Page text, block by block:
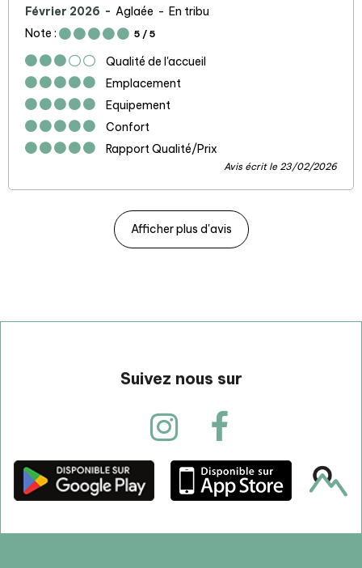
Février 2026 Aglaée
En tribu
Note :
5 / 5
Qualité de l'accueil
Emplacement
Equipement
Confort
Rapport Qualité/Prix
Avis écrit le 23/02/2026
Afficher plus d'avis
Suivez nous sur